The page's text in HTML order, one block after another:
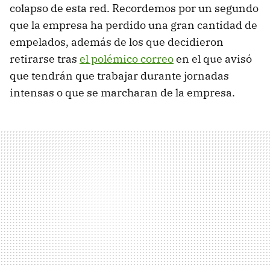
colapso de esta red. Recordemos por un segundo
que la empresa ha perdido una gran cantidad de
empelados, además de los que decidieron
retirarse tras el polémico correoen el que avisó
que tendrán que trabajar durante jornadas
intensas o que se marcharan de la empresa.